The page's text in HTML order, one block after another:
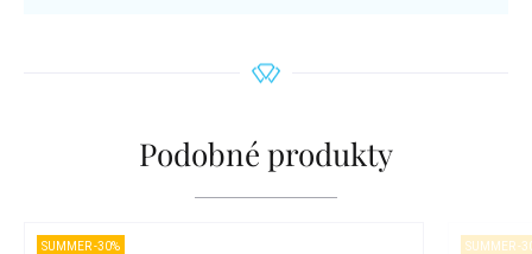
Podobné produkty
SUMMER -30% SUMMER -